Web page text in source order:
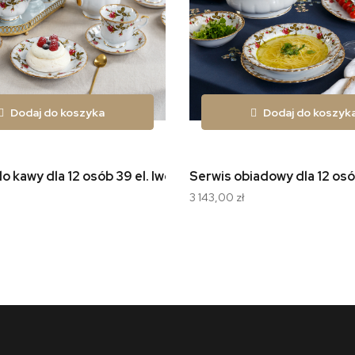
B014
Dodaj do koszyka
kawy dla 12 osób 39 el. Iwona Złota Róża B013
Dodaj do
Serwis obiadowy dla 12
3 143,00 zł